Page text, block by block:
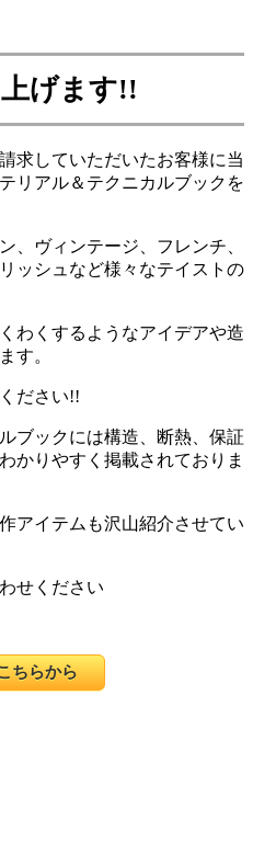
げます!!
求していただいたお客様に当
リアル＆テクニカルブックを
、ヴィンテージ、フレンチ、
ッシュなど様々なテイストの
わくするようなアイデアや造
す。
ださい!!
ブックには構造、断熱、保証
かりやすく掲載されておりま
アイテムも沢山紹介させてい
せください
ちらから